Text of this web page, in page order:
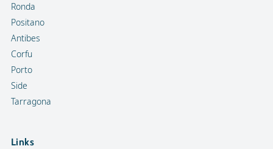
Ronda
Positano
Antibes
Corfu
Porto
Side
Tarragona
Links